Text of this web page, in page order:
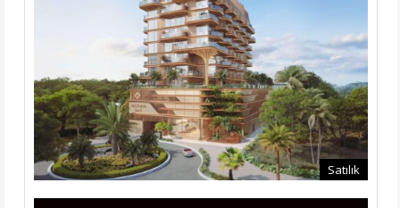
Satılık